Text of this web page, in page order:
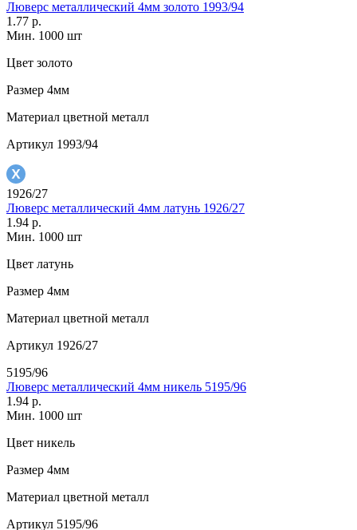
Люверс металлический 4мм золото 1993/94
1.77 р.
Мин. 1000 шт
Цвет золото
Размер 4мм
Материал цветной металл
Артикул 1993/94
1926/27
Люверс металлический 4мм латунь 1926/27
1.94 р.
Мин. 1000 шт
Цвет латунь
Размер 4мм
Материал цветной металл
Артикул 1926/27
5195/96
Люверс металлический 4мм никель 5195/96
1.94 р.
Мин. 1000 шт
Цвет никель
Размер 4мм
Материал цветной металл
Артикул 5195/96